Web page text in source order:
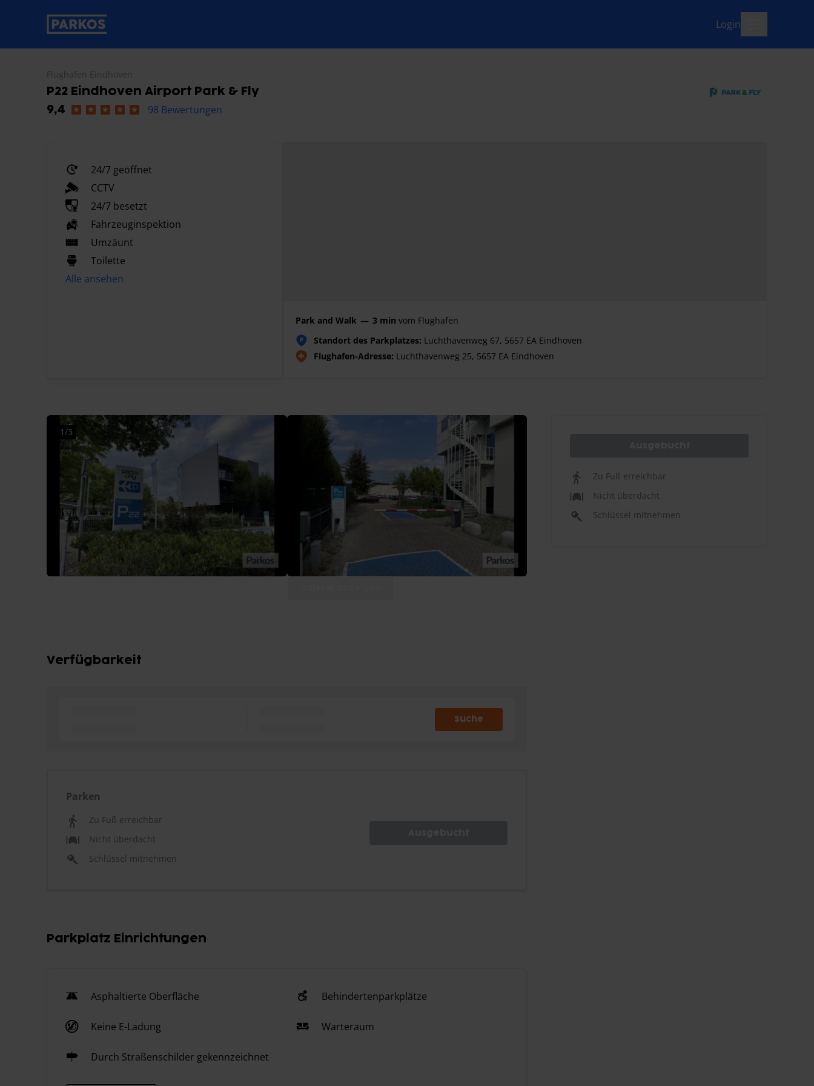
beschriftung-für-primäre-navigation Login
Flughafen Eindhoven
P22 Eindhoven Airport Park & Fly
9,4
98 Bewertungen
24/7 geöffnet
CCTV
24/7 besetzt
Fahrzeuginspektion
Umzäunt
Toilette
Alle ansehen
Park and Walk — 3 min vom Flughafen
P Standort des Parkplatzes: Luchthavenweg 67, 5657 EA Eindhoven
Flughafen-Adresse: Luchthavenweg 25, 5657 EA Eindhoven
1/3
Verfügbarkeit
Suche
Parken
Zu Fuß erreichbar
Nicht überdacht
Schlüssel mitnehmen
Parkplatz Einrichtungen
Asphaltierte Oberfläche Behindertenparkplätze
Keine E-Ladung Warteraum
Durch Straßenschilder gekennzeichnet
Zu Fuß erreichbar
Nicht überdacht
Schlüssel mitnehmen